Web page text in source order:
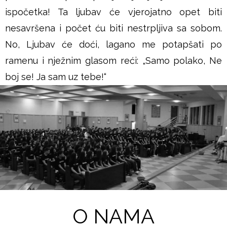
ispočetka! Ta ljubav će vjerojatno opet biti
nesavršena i počet ću biti nestrpljiva sa sobom.
No, Ljubav će doći, lagano me potapšati po
ramenu i nježnim glasom reći: „Samo polako, Ne
boj se! Ja sam uz tebe!“
O NAMA